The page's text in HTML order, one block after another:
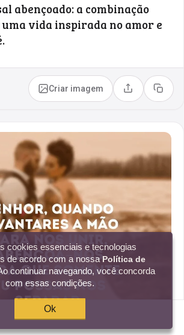
abençoado: a combinação
vida inspirada no amor e
Criar imagem Compartilhar
Copiar
cookies essenciais e tecnologias
de acordo com a nossaPolítica de
continuar navegando, você concorda
com essas condições.
Ok